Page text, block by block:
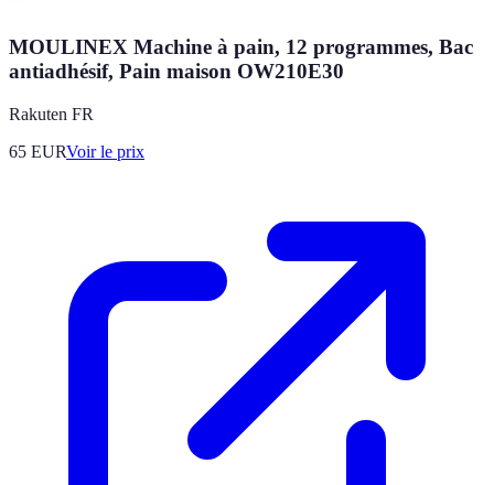
MOULINEX Machine à pain, 12 programmes, Bac
antiadhésif, Pain maison OW210E30
Rakuten FR
65 EURVoir le prix